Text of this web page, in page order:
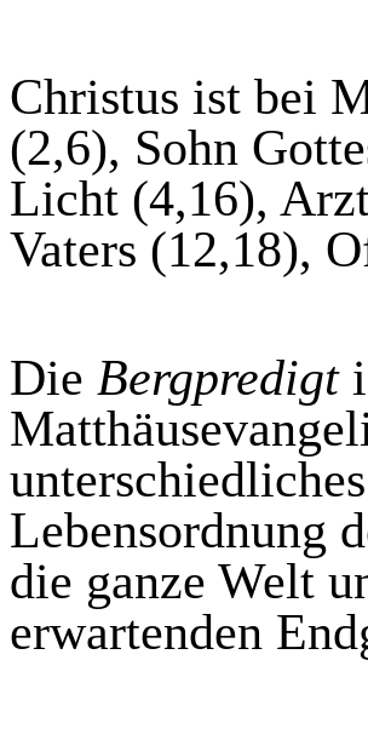
Christus ist bei
(2,6), Sohn
Licht (4,16),
Vaters (12,18),
Die Bergpredigt
Lebensordnung
die ganze Welt
erwartenden